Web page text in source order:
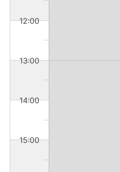
12:00
13:00
14:00
15:00